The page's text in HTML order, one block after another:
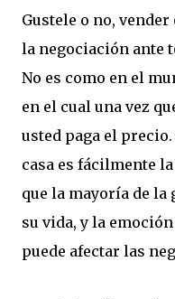
Gustele o no,
la negociación ante
No es como en el
en el cual una vez
usted paga el
casa es fácilmente
que la mayoría de la
su vida, y la
puede afectar las